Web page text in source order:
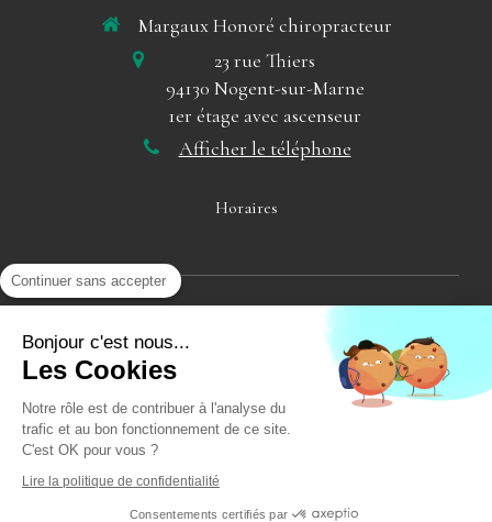
Margaux Honoré chiropracteur
23 rue Thiers
94130 Nogent-sur-Marne
1er étage avec ascenseur
Afficher le téléphone
Horaires
Uniquement sur Rendez-vous
Plan du site
Création et référencement du site par Simplébo
Continuer sans accepter
Bonjour c'est nous...
Les Cookies
Notre rôle est de contribuer à l'analyse du
trafic et au bon fonctionnement de ce site.
C'est OK pour vous ?
Lire la politique de confidentialité
Consentements certifiés par